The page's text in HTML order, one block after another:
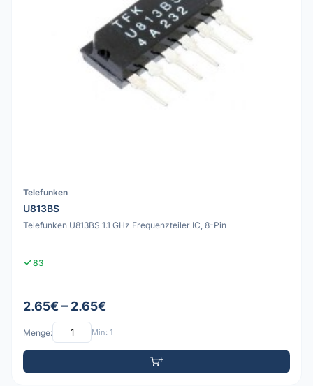
Telefunken
U813BS
Telefunken U813BS 1.1 GHz Frequenzteiler IC, 8-Pin
83
2.65€ – 2.65€
Menge: Min: 1